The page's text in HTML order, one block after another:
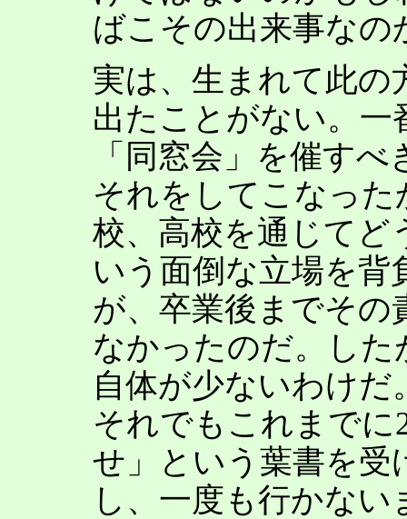
ばこその出来事なの
実は、生まれて此の
出たことがない。一
「同窓会」を催す
それをしてこなっ
校、高校を通じてど
いう面倒な立場を
が、卒業後までその
なかったのだ。し
自体が少ないわけだ
それでもこれまでに
せ」という葉書を受
し、一度も行かな